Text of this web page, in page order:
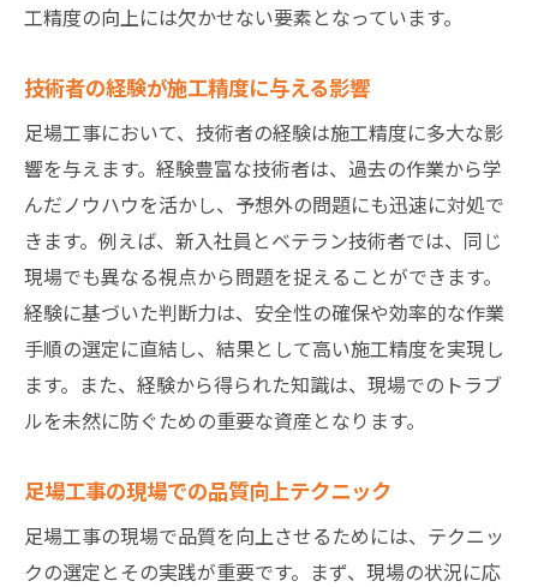
工精度の向上には欠かせない要素となっています。
技術者の経験が施工精度に与える影響
足場工事において、技術者の経験は施工精度に多大な影
響を与えます。経験豊富な技術者は、過去の作業から学
んだノウハウを活かし、予想外の問題にも迅速に対処で
きます。例えば、新入社員とベテラン技術者では、同じ
現場でも異なる視点から問題を捉えることができます。
経験に基づいた判断力は、安全性の確保や効率的な作業
手順の選定に直結し、結果として高い施工精度を実現し
ます。また、経験から得られた知識は、現場でのトラブ
ルを未然に防ぐための重要な資産となります。
足場工事の現場での品質向上テクニック
足場工事の現場で品質を向上させるためには、テクニッ
クの選定とその実践が重要です。まず、現場の状況に応